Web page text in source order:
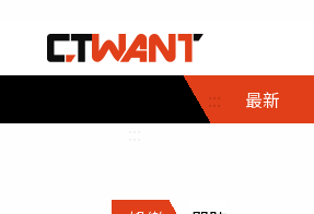
::: 最新
社會首頁
時事
調查
娛樂首頁
即時